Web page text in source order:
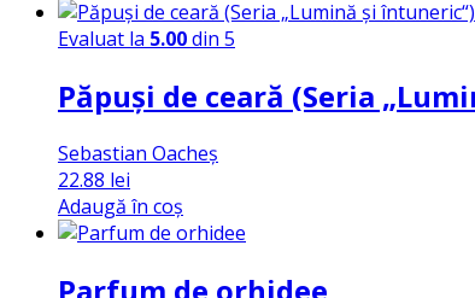
Evaluat la 5.00din 5
Păpuși de ceară (Seria
Sebastian Oacheș
22.88 lei
Adaugă în coș
Parfum de orhidee